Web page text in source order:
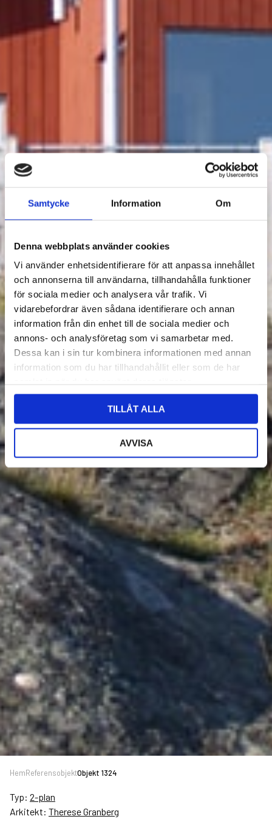
Samtycke Information Om
Denna webbplats använder cookies
Vi använder enhetsidentifierare för att anpassa innehållet
och annonserna till användarna, tillhandahålla funktioner
för sociala medier och analysera vår trafik. Vi
vidarebefordrar även sådana identifierare och annan
information från din enhet till de sociala medier och
annons- och analysföretag som vi samarbetar med.
Dessa kan i sin tur kombinera informationen med annan
information som du har tillhandahållit eller som de har
TILLÅT ALLA
AVVISA
HemReferensobjektObjekt 1324
Typ: 2-plan
Arkitekt: Therese Granberg